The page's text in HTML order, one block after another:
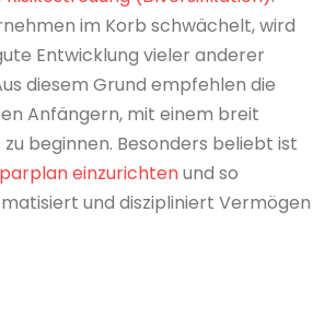
im Korb schwächelt, wird
Entwicklung vieler anderer
diesem Grund empfehlen die
Anfängern, mit einem breit
beginnen. Besonders beliebt ist
einzurichtenund so
und diszipliniert Vermögen